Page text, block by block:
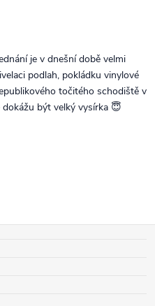
je v dnešní době velmi
podlah, pokládku vinylové
točitého schodiště v
být velký vysírka 😇